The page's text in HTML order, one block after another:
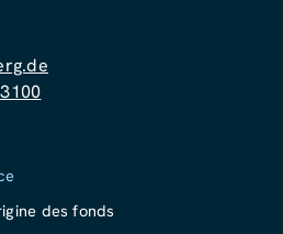
des fonds